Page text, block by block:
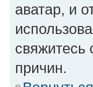
аватар, и
причин.